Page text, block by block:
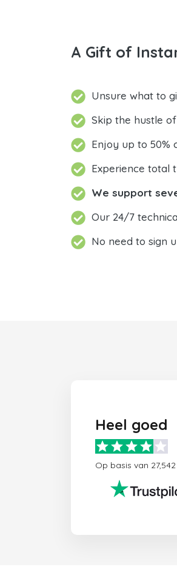
A Gift of
Unsure what to
Skip the hustle
Enjoy up to 50%
Experience total
We support
Our 24/7
No need to sign
Heel goed
Op basis van